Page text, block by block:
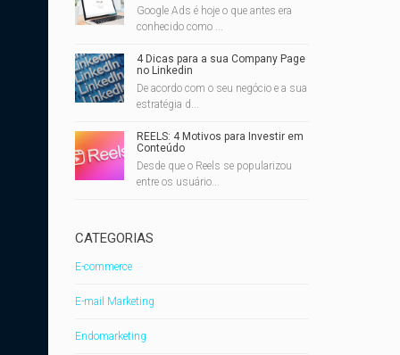
Google Ads é hoje o que antes era
conhecido como ...
4 Dicas para a sua Company Page
no Linkedin
De acordo com o seu negócio e a sua
estratégia d...
REELS: 4 Motivos para Investir em
Conteúdo
Desde que o Reels se popularizou
entre os usuário...
CATEGORIAS
E-commerce
E-mail Marketing
Endomarketing